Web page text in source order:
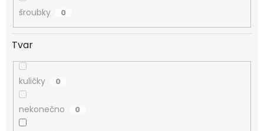
šroubky 0
Tvar
kuličky 0
nekonečno 0